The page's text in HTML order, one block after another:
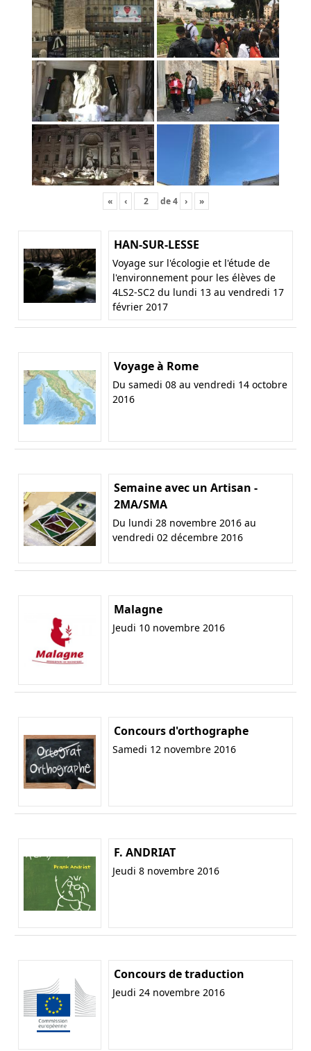
« ‹ de4 › »
HAN-SUR-LESSE
Voyage sur l'écologie et l'étude de
l'environnement pour les élèves de
4LS2-SC2 du lundi 13 au vendredi 17
février 2017
Voyage à Rome
Du samedi 08 au vendredi 14 octobre
2016
Semaine avec un Artisan -
2MA/SMA
Du lundi 28 novembre 2016 au
vendredi 02 décembre 2016
Malagne
Jeudi 10 novembre 2016
Concours d'orthographe
Samedi 12 novembre 2016
F. ANDRIAT
Jeudi 8 novembre 2016
Concours de traduction
Jeudi 24 novembre 2016